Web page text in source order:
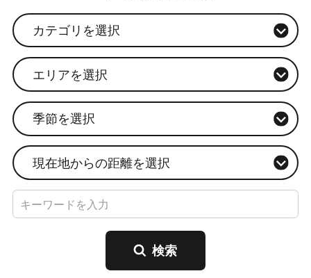
カテゴリを選択
エリアを選択
季節を選択
現在地からの距離を選択